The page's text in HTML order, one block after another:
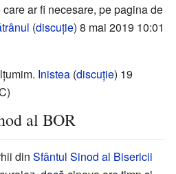
ar fi necesare, pe pagina de
(discuție) 8 mai 2019 10:01
Inistea (discuție) 19
al BOR
din Sfântul Sinod al Bisericii